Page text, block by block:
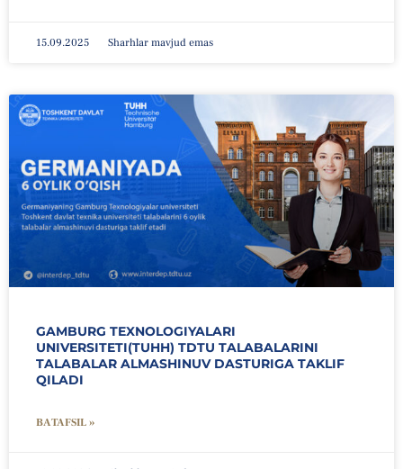
15.09.2025 Sharhlar mavjud emas
GAMBURG TEXNOLOGIYALARI
UNIVERSITETI(TUHH) TDTU TALABALARINI
TALABALAR ALMASHINUV DASTURIGA TAKLIF
QILADI
BATAFSIL »